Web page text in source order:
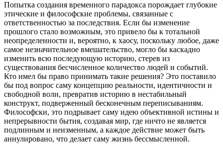
Попытка создания временного парадокса порождает глубокие
этические и философские проблемы, связанные с
ответственностью за последствия. Если бы изменение
прошлого стало возможным, это привело бы к тотальной
неопределенности и, вероятно, к хаосу, поскольку любое, даже
самое незначительное вмешательство, могло бы каскадно
изменить всю последующую историю, стерев из
существования бесчисленное количество людей и событий.
Кто имел бы право принимать такие решения? Это поставило
бы под вопрос саму концепцию реальности, идентичности и
свободной воли, превратив историю в нестабильный
конструкт, подверженный бесконечным переписываниям.
Философски, это подрывает саму идею объективной истины и
непрерывности бытия, создавая мир, где ничто не является
подлинным и неизменным, а каждое действие может быть
аннулировано, что делает саму жизнь бессмысленной.